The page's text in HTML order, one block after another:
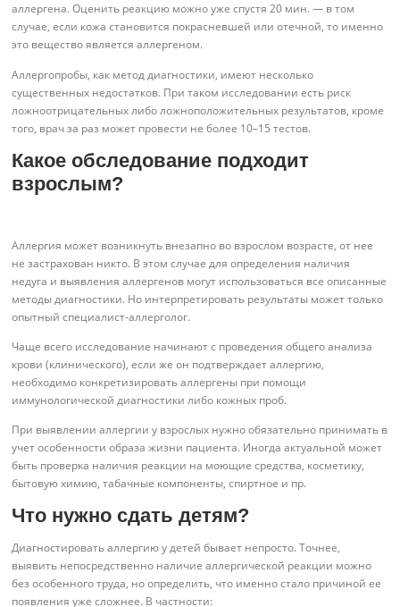
аллергена. Оценить реакцию можно уже спустя 20 мин. — в том
случае, если кожа становится покрасневшей или отечной, то именно
это вещество является аллергеном.
Аллергопробы, как метод диагностики, имеют несколько
существенных недостатков. При таком исследовании есть риск
ложноотрицательных либо ложноположительных результатов, кроме
того, врач за раз может провести не более 10–15 тестов.
Какое обследование подходит
взрослым?
Аллергия может возникнуть внезапно во взрослом возрасте, от нее
не застрахован никто. В этом случае для определения наличия
недуга и выявления аллергенов могут использоваться все описанные
методы диагностики. Но интерпретировать результаты может только
опытный специалист-аллерголог.
Чаще всего исследование начинают с проведения общего анализа
крови (клинического), если же он подтверждает аллергию,
необходимо конкретизировать аллергены при помощи
иммунологической диагностики либо кожных проб.
При выявлении аллергии у взрослых нужно обязательно принимать в
учет особенности образа жизни пациента. Иногда актуальной может
быть проверка наличия реакции на моющие средства, косметику,
бытовую химию, табачные компоненты, спиртное и пр.
Что нужно сдать детям?
Диагностировать аллергию у детей бывает непросто. Точнее,
выявить непосредственно наличие аллергической реакции можно
без особенного труда, но определить, что именно стало причиной ее
появления уже сложнее. В частности: